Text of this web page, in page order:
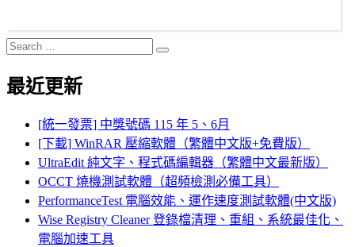
Search
for:
Search
最近更新
[統一發票] 中獎號碼 115 年 5、6月
[下載] WinRAR 壓縮軟體（繁體中文版+免費版）
UltraEdit 純文字、程式碼編輯器（繁體中文最新版）
OCCT 燒機測試軟體（超頻檢測必備工具）
PerformanceTest 電腦效能、運作速度測試軟體(中文版)
Wise Registry Cleaner 登錄檔清理、重組、系統最佳化、
電腦加速工具